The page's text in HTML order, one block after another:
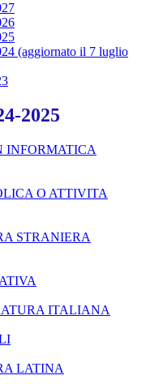
(aggiornato il 7 luglio
2025
INFORMATICA
O ATTIVITA
STRANIERA
ITALIANA
LATINA